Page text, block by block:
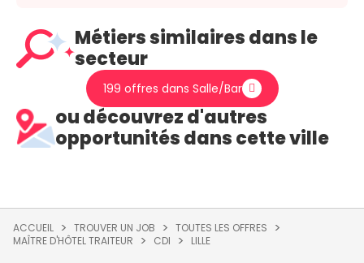
Métiers similaires dans le
secteur
199 offres dans Salle/Bar
ou découvrez d'autres
opportunités dans cette ville
ACCUEIL TROUVER UN JOB
TOUTES LES OFFRES
MAÎTRE D'HÔTEL TRAITEUR
CDI LILLE